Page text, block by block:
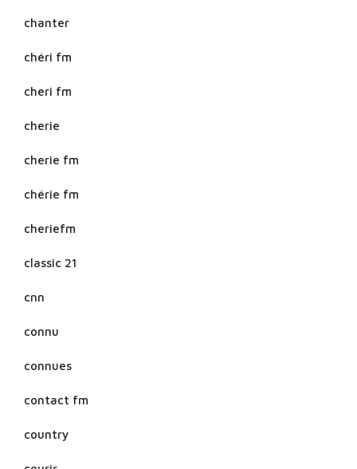
chanter
chéri fm
cheri fm
cherie
cherie fm
chérie fm
cheriefm
classic 21
cnn
connu
connues
contact fm
country